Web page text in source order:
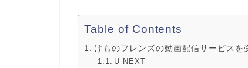
Table of Contents
けものフレンズの動画配信サービスを
U-NEXT